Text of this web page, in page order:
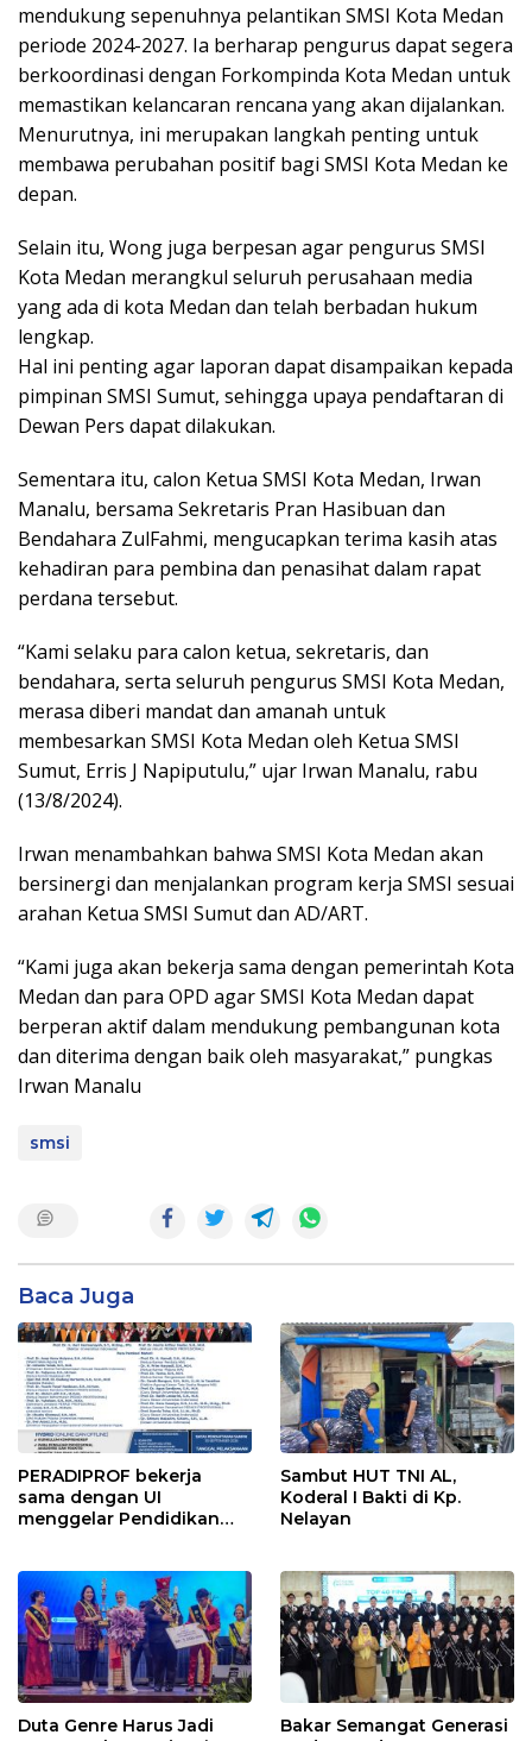
mendukung sepenuhnya pelantikan SMSI Kota Medan
periode 2024-2027. Ia berharap pengurus dapat segera
berkoordinasi dengan Forkompinda Kota Medan untuk
memastikan kelancaran rencana yang akan dijalankan.
Menurutnya, ini merupakan langkah penting untuk
membawa perubahan positif bagi SMSI Kota Medan ke
depan.
Selain itu, Wong juga berpesan agar pengurus SMSI
Kota Medan merangkul seluruh perusahaan media
yang ada di kota Medan dan telah berbadan hukum
lengkap.
Hal ini penting agar laporan dapat disampaikan kepada
pimpinan SMSI Sumut, sehingga upaya pendaftaran di
Dewan Pers dapat dilakukan.
Sementara itu, calon Ketua SMSI Kota Medan, Irwan
Manalu, bersama Sekretaris Pran Hasibuan dan
Bendahara ZulFahmi, mengucapkan terima kasih atas
kehadiran para pembina dan penasihat dalam rapat
perdana tersebut.
“Kami selaku para calon ketua, sekretaris, dan
bendahara, serta seluruh pengurus SMSI Kota Medan,
merasa diberi mandat dan amanah untuk
membesarkan SMSI Kota Medan oleh Ketua SMSI
Sumut, Erris J Napiputulu,” ujar Irwan Manalu, rabu
(13/8/2024).
Irwan menambahkan bahwa SMSI Kota Medan akan
bersinergi dan menjalankan program kerja SMSI sesuai
arahan Ketua SMSI Sumut dan AD/ART.
“Kami juga akan bekerja sama dengan pemerintah Kota
Medan dan para OPD agar SMSI Kota Medan dapat
berperan aktif dalam mendukung pembangunan kota
dan diterima dengan baik oleh masyarakat,” pungkas
Irwan Manalu
smsi
Baca Juga
PERADIPROF bekerja
sama dengan UI
menggelar Pendidikan
Sambut HUT TNI AL,
Koderal I Bakti di Kp.
Nelayan
Duta Genre Harus Jadi
Bakar Semangat Generasi